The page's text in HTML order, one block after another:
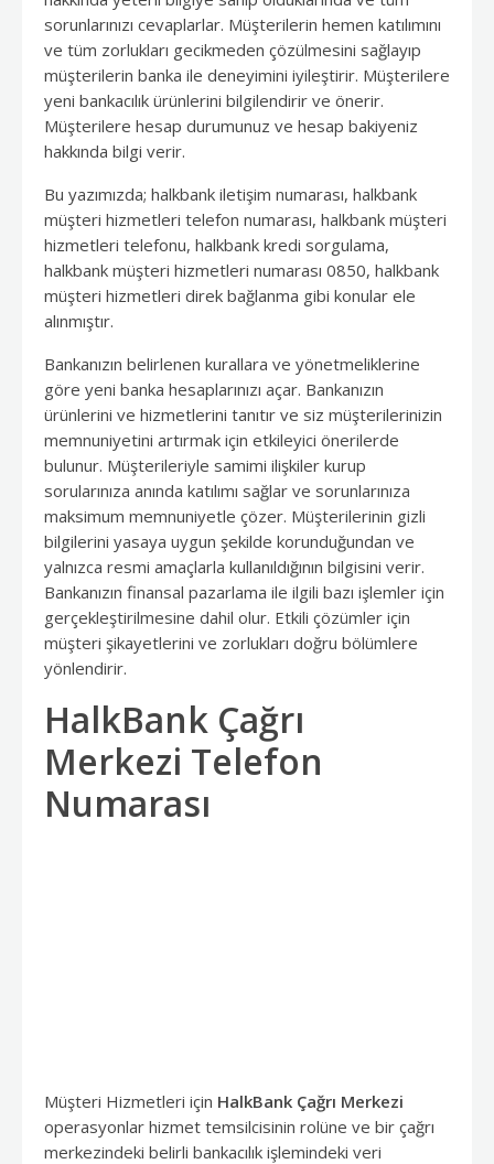
sorunlarınızı cevaplarlar. Müşterilerin hemen katılımını
ve tüm zorlukları gecikmeden çözülmesini sağlayıp
müşterilerin banka ile deneyimini iyileştirir. Müşterilere
yeni bankacılık ürünlerini bilgilendirir ve önerir.
Müşterilere hesap durumunuz ve hesap bakiyeniz
hakkında bilgi verir.
Bu yazımızda; halkbank iletişim numarası, halkbank
müşteri hizmetleri telefon numarası, halkbank müşteri
hizmetleri telefonu, halkbank kredi sorgulama,
halkbank müşteri hizmetleri numarası 0850, halkbank
müşteri hizmetleri direk bağlanma gibi konular ele
alınmıştır.
Bankanızın belirlenen kurallara ve yönetmeliklerine
göre yeni banka hesaplarınızı açar. Bankanızın
ürünlerini ve hizmetlerini tanıtır ve siz müşterilerinizin
memnuniyetini artırmak için etkileyici önerilerde
bulunur. Müşterileriyle samimi ilişkiler kurup
sorularınıza anında katılımı sağlar ve sorunlarınıza
maksimum memnuniyetle çözer. Müşterilerinin gizli
bilgilerini yasaya uygun şekilde korunduğundan ve
yalnızca resmi amaçlarla kullanıldığının bilgisini verir.
Bankanızın finansal pazarlama ile ilgili bazı işlemler için
gerçekleştirilmesine dahil olur. Etkili çözümler için
müşteri şikayetlerini ve zorlukları doğru bölümlere
yönlendirir.
HalkBank Çağrı
Merkezi Telefon
Numarası
Müşteri Hizmetleri için HalkBank Çağrı Merkezi
operasyonlar hizmet temsilcisinin rolüne ve bir çağrı
merkezindeki belirli bankacılık işlemindeki veri